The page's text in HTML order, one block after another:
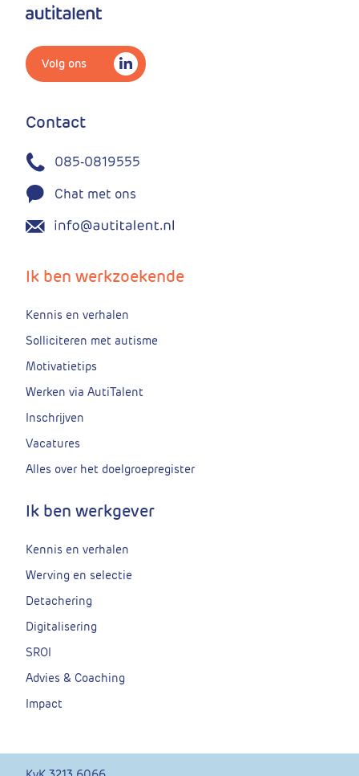
Volg ons
Contact
085-0819555
Chat met ons
Ik ben werkzoekende
Kennis en verhalen
Solliciteren met autisme
Motivatietips
Werken via AutiTalent
Inschrijven
Vacatures
Alles over het doelgroepregister
Ik ben werkgever
Kennis en verhalen
Werving en selectie
Detachering
Digitalisering
SROI
Advies & Coaching
Impact